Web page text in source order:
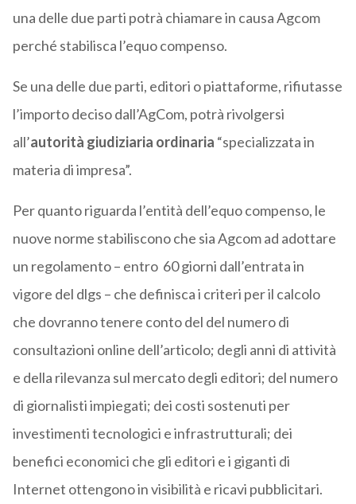
una delle due parti potrà chiamare in causa Agcom
perché stabilisca l’equo compenso.
Se una delle due parti, editori o piattaforme, rifiutasse
l’importo deciso dall’AgCom, potrà rivolgersi
all’autorità giudiziaria ordinaria “specializzata in
materia di impresa”.
Per quanto riguarda l’entità dell’equo compenso, le
nuove norme stabiliscono che sia Agcom ad adottare
un regolamento – entro 60 giorni dall’entrata in
vigore del dlgs – che definisca i criteri per il calcolo
che dovranno tenere conto del del numero di
consultazioni online dell’articolo; degli anni di attività
e della rilevanza sul mercato degli editori; del numero
di giornalisti impiegati; dei costi sostenuti per
investimenti tecnologici e infrastrutturali; dei
benefici economici che gli editori e i giganti di
Internet ottengono in visibilità e ricavi pubblicitari.